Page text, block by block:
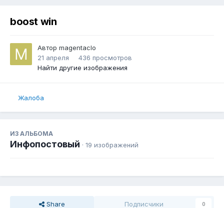
boost win
Автор magentaclo
21 апреля
436 просмотров
Найти другие изображения
Жалоба
ИЗ АЛЬБОМА
Инфопостовый · 19 изображений
Share Подписчики 0